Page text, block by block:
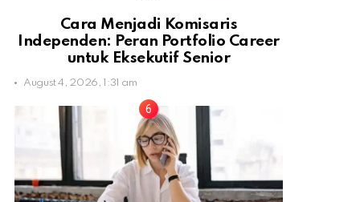
Cara Menjadi Komisaris
Independen: Peran Portfolio Career
untuk Eksekutif Senior
August 4, 2026, 1:31 am